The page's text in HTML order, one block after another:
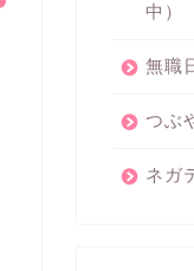
中）
無職
つぶ
ネガ